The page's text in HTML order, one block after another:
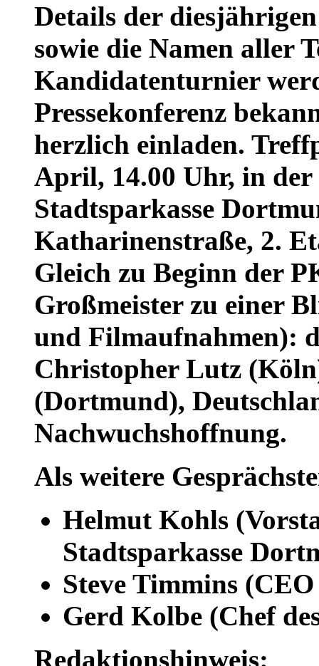
Details der
sowie die Namen aller
Kandidatenturnier
Pressekonferenz
herzlich einladen.
April, 14.00 Uhr, in
Stadtsparkasse
Katharinenstraße, 2.
Gleich zu Beginn der
Großmeister zu einer
und Filmaufnahmen):
Christopher Lutz
(Dortmund),
Nachwuchshoffnung.
Als weitere
Helmut Kohls
Stadtsparkasse
Steve Timmins
Gerd Kolbe (Chef
Redaktionshinweis: